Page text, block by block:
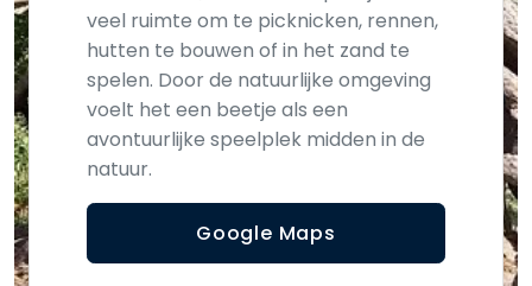
veel ruimte om te picknicken, rennen,
hutten te bouwen of in het zand te
spelen. Door de natuurlijke omgeving
voelt het een beetje als een
avontuurlijke speelplek midden in de
natuur.
Google Maps